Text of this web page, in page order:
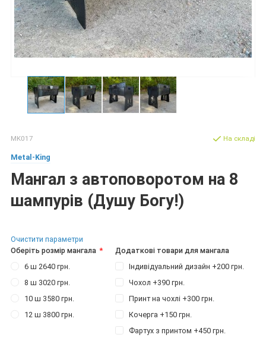
MK017
Metal-King
Мангал з автоповоротом на 8
шампурів (Душу Богу!)
На складі
Очистити параметри
Оберіть розмір мангала
6 ш 2640 грн.
8 ш 3020 грн.
10 ш 3580 грн.
12 ш 3800 грн.
Додаткові товари для мангала
Індивідуальний дизайн +200 грн.
Чохол +390 грн.
Принт на чохлі +300 грн.
Кочерга +150 грн.
Фартух з принтом +450 грн.